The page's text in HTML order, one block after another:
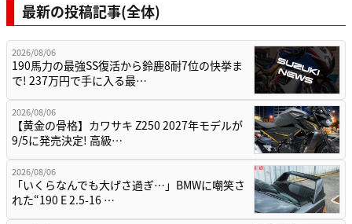
最新の投稿記事(全体)
2026/08/06
190馬力の最強SS復活から鈴鹿8耐7位の快挙ま
で! 237万円で手に入る最…
2026/08/06
【黄金の骨格】カワサキ Z250 2027年モデルが
9/5に発売決定! 高級…
2026/08/06
「いくらなんでも大げさ過ぎ…」BMWに嘲笑さ
れた“190 E 2.5-16 …